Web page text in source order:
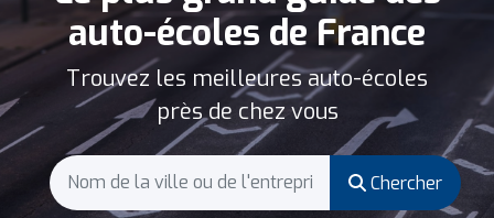
auto-écoles de France
Trouvez les meilleures auto-écoles
près de chez vous
Chercher